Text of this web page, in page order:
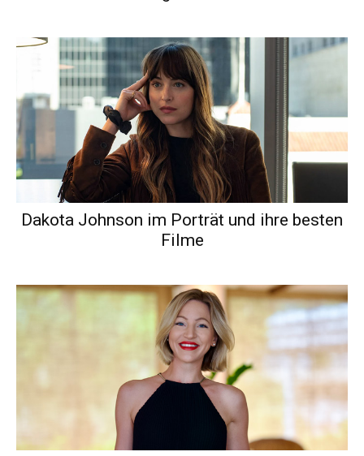
Dakota Johnson im Porträt und ihre besten
Filme